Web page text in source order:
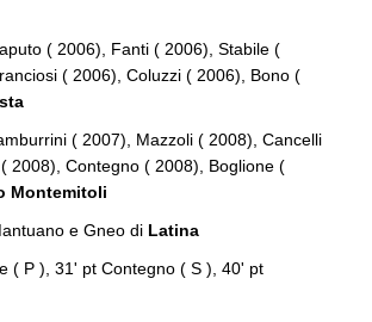
( 2006), Fanti ( 2006), Stabile (
( 2006), Coluzzi ( 2006), Bono (
( 2007), Mazzoli ( 2008), Cancelli
2008), Contegno ( 2008), Boglione (
Montemitoli
e Gneo di Latina
( P ), 31' pt Contegno ( S ), 40' pt